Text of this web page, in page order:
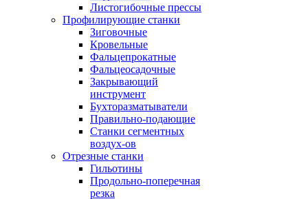
Листогибочные прессы
Профилирующие станки
Зиговочные
Кровельные
Фальцепрокатные
Фальцеосадочные
Закрывающий
инструмент
Бухторазматыватели
Правильно-подающие
Станки сегментных
воздух-ов
Отрезные станки
Гильотины
Продольно-поперечная
резка